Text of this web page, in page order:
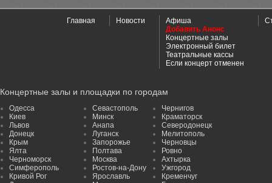
Главная Новости
Афиша
Добавить Анонс
Концертные залы
Электронный билет
Театральные кассы
Если концерт отменен
Концертные залы и площадки по городам
Одесса
Киев
Львов
Донецк
Крым
Ялта
Черноморск
Симферополь
Кривой Рог
Севастополь
Минск
Анапа
Луганск
Запорожье
Полтава
Москва
Ростов-на-Дону
Ярославль
Чернигов
Краматорск
Северодонецк
Мелитополь
Черновцы
Ровно
Ахтырка
Ужгород
Кременчуг